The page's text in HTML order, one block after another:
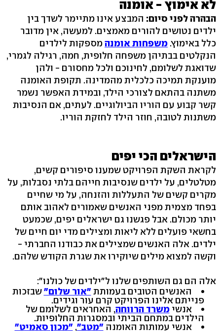
לא אימוץ - אומנה
הבהרה לפני סיום: המבצע אינו מתיימר לשדך בין
ילדים נטושים להורים מאמצים. למעשה, אין מדובר
כלל באימוץ. משפחות אומנהמספקות לילדים
הנקלטים בבתיהן משפחה חלופית, חמה, רגילה לגמרי,
שדואגת לשלומם, לחינוכם ולכל מחסורם - ולהן
מוענקת תמיכה כלכלית מהמדינה. תקופת האומנה
משתנה בהתאם לצורכי הילד, ובמידת האפשר נשמר
קשר קבוע עם הוריו הביולוגיים. לעתים, אם הנסיבות
משתנות לטובה, חוזר הילד לחזקת הוריו.
הישראלים הכי יפים
לקראת השקת הפרויקט שמענו סיפורים קשים,
מטלטלים, על ילדים שנסיבות חייהם בלתי נסבלות, על
מקרים קשים של התעללות והזנחה, על מי שחיים
בפחד מצמית מפני האנשים שאמורים לאהוב אותם
יותר מכולם. אבל פגשנו גם ישראלים יפים, שכמעט
בחשאי פועלים ללא ליאות ומצילים מדי יום חיים של
ילדים. אלה האנשים שמצילים את כבודנו החברתי -
וקשה למצוא מילים שיוקירו את שגרת הקודש שלהם.
אלה הם גם השותפים שלנו ל"ילדים של כולנו":
האנשים הטובים בעמותת"אור שלום"שבזכות
פנייתם אלינו הפרויקט קרם עור וגידים.
אנשימשרד הרווחה, האחראים לשלומם של
הילדים במתחם הביתי ובמסגרות החלופיות.
אנשי עמותות האומנה"מטב","מכון סאמיט"